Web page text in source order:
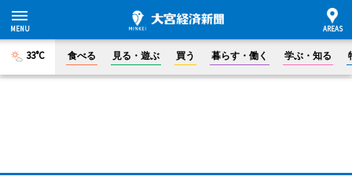
33°C 食べる 見る・遊ぶ 買う 暮らす・働く 学ぶ・知る